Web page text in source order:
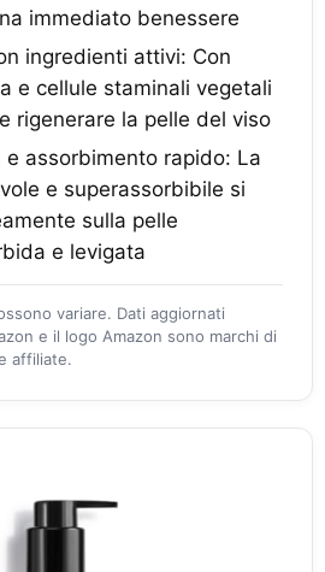
immediato benessere
ingredienti attivi: Con
e cellule staminali vegetali
rigenerare la pelle del viso
e assorbimento rapido: La
e superassorbibile si
sulla pelle
e levigata
variare. Dati aggiornati
e il logo Amazon sono marchi di
affiliate.